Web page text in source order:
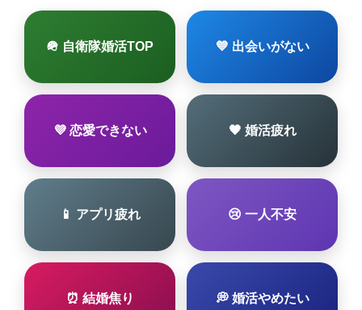
🪖 自衛隊婚活TOP 💙 出会いがない
💜 恋愛できない 🖤 婚活疲れ
📱 アプリ疲れ 😢 一人不安
⏰ 結婚焦り 💭 婚活やめたい